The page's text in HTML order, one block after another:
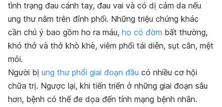
tình trạng đau cánh tay, đau vai và có dị cảm da nếu
ung thư nằm trên đỉnh phổi. Những triệu chứng khác
cần chú ý bao gồm ho ra máu, ho có đờm bất thường,
khó thở và thở khò khè, viêm phổi tái diễn, sụt cân, mệt
mỏi.
Người bị ung thư phổi giai đoạn đầu có nhiều cơ hội
chữa trị. Ngược lại, khi tiến triển ở những giai đoạn sâu
hơn, bệnh có thể đe dọa đến tính mạng bệnh nhân.